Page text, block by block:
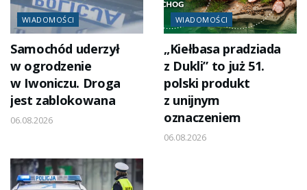
WIADOMOŚCI
Samochód uderzył
w ogrodzenie
w Iwoniczu. Droga
jest zablokowana
06.08.2026
WIADOMOŚCI
„Kiełbasa pradziada
z Dukli” to już 51.
polski produkt
z unijnym
oznaczeniem
06.08.2026